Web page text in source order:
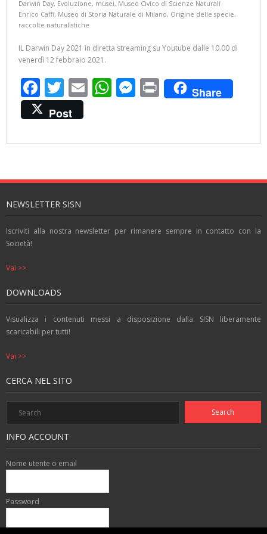
Darwin Day, Evoluzione, musei, Museo Civico di Scienze Naturali
Enrico Caffi, Museo di Storia Naturale di Milano, Origine delle specie,
raccolte naturalistiche
IL Darwin Day 2021 in diretta streaming su Youtube dalle 10.00 di
venerdì 12 febbraio 2021.
F
ac
e
b
o
k
T
w
itt
er
E
l
W
s
p
M
e
g
Pr
in
Share
Post
NEWSLETTER SISN
Iscriviti alla nostra newsletter per rimanere sempre in contatto con la
Società!
Vai >>
DOWNLOADS
Visualizza i contenuti messi a disposizione dalla SISN liberamente
scaricabili per tutti!
Vai >>
CERCA NEL SITO
INFO ACCOUNT
Nome utente o email
Password